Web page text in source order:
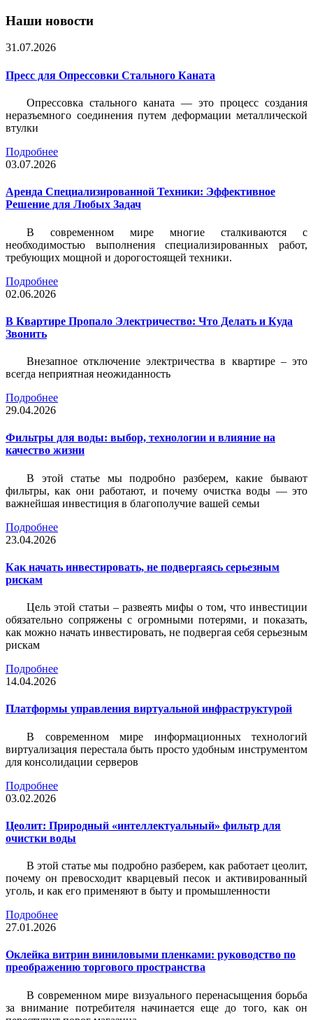
Наши новости
31.07.2026
Пресс для Опрессовки Стального Каната
Опрессовка стального каната — это процесс создания
неразъемного соединения путем деформации металлической
втулки
Подробнее
03.07.2026
Аренда Специализированной Техники: Эффективное
Решение для Любых Задач
В современном мире многие сталкиваются с
необходимостью выполнения специализированных работ,
требующих мощной и дорогостоящей техники.
Подробнее
02.06.2026
В Квартире Пропало Электричество: Что Делать и Куда
Звонить
Внезапное отключение электричества в квартире – это
всегда неприятная неожиданность
Подробнее
29.04.2026
Фильтры для воды: выбор, технологии и влияние на
качество жизни
В этой статье мы подробно разберем, какие бывают
фильтры, как они работают, и почему очистка воды — это
важнейшая инвестиция в благополучие вашей семьи
Подробнее
23.04.2026
Как начать инвестировать, не подвергаясь серьезным
рискам
Цель этой статьи – развеять мифы о том, что инвестиции
обязательно сопряжены с огромными потерями, и показать,
как можно начать инвестировать, не подвергая себя серьезным
рискам
Подробнее
14.04.2026
Платформы управления виртуальной инфраструктурой
В современном мире информационных технологий
виртуализация перестала быть просто удобным инструментом
для консолидации серверов
Подробнее
03.02.2026
Цеолит: Природный «интеллектуальный» фильтр для
очистки воды
В этой статье мы подробно разберем, как работает цеолит,
почему он превосходит кварцевый песок и активированный
уголь, и как его применяют в быту и промышленности
Подробнее
27.01.2026
Оклейка витрин виниловыми пленками: руководство по
преображению торгового пространства
В современном мире визуального перенасыщения борьба
за внимание потребителя начинается еще до того, как он